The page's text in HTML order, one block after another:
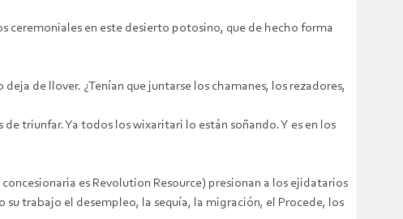
ceremoniales en este desierto potosino, que de hecho forma
de llover. ¿Tenían que juntarse los chamanes, los rezadores,
triunfar. Ya todos los wixaritari lo están soñando. Y es en los
es Revolution Resource) presionan a los ejidatarios
trabajo el desempleo, la sequía, la migración, el Procede, los